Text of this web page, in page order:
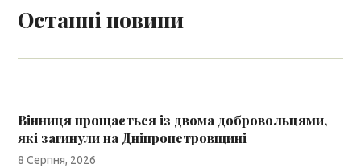
Останні новини
Вінниця прощається із двома добровольцями,
які загинули на Дніпропетровщині
8 Серпня, 2026